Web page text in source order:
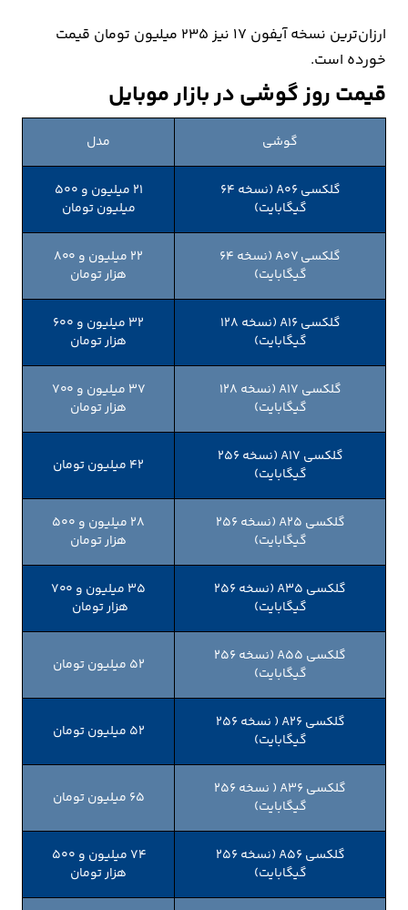
ارزان‌ترین نسخه آیفون 17 نیز 235 میلیون تومان قیمت
خورده است.
قیمت روز گوشی در بازار موبایل
گوشی مدل
گلکسی A۰۶ (نسخه ۶۴
گیگابایت)
21 میلیون و 500
میلیون تومان
گلکسی A۰۷ (نسخه ۶۴
گیگابایت)
22 میلیون و 800
هزار تومان
گلکسی A۱۶ (نسخه ۱۲۸
گیگابایت)
32 میلیون و 600
هزار تومان
گلکسی A۱۷ (نسخه ۱۲۸
گیگابایت)
37 میلیون و 700
هزار تومان
گلکسی A۱۷ (نسخه ۲۵۶
گیگابایت)
42 میلیون تومان
گلکسی A۲۵ (نسخه ۲۵۶
گیگابایت)
28 میلیون و 500
هزار تومان
گلکسی A۳۵ (نسخه ۲۵۶
گیگابایت)
35 میلیون و 700
هزار تومان
گلکسی A۵۵ (نسخه ۲۵۶
گیگابایت)
52 میلیون تومان
گلکسی A۲۶ ( نسخه ۲۵۶
گیگابایت)
52 میلیون تومان
گلکسی A۳۶ ( نسخه ۲۵۶
گیگابایت)
65 میلیون تومان
گلکسی A۵۶ (نسخه ۲۵۶
گیگابایت)
74 میلیون و 500
هزار تومان